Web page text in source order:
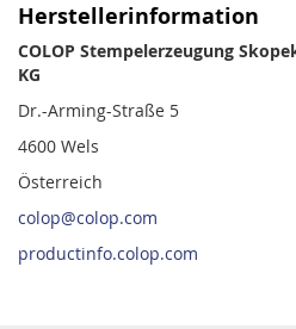
Herstellerinformation
COLOP Stempelerzeugung
KG
Dr.-Arming-Straße 5
4600 Wels
Österreich
colop@colop.com
productinfo.colop.com